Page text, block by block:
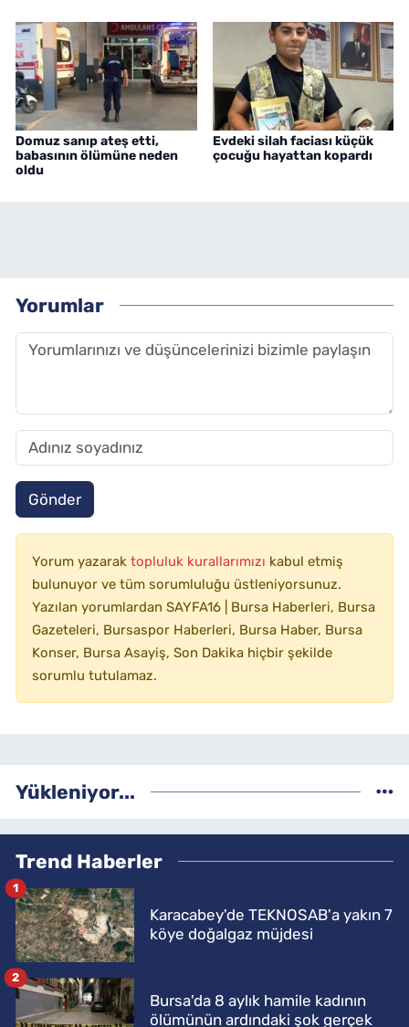
Domuz sanıp ateş etti,
babasının ölümüne neden
oldu
Evdeki silah faciası küçük
çocuğu hayattan kopardı
Yorumlar
Gönder
Yorum yazarak topluluk kurallarımızı kabul etmiş
bulunuyor ve tüm sorumluluğu üstleniyorsunuz.
Yazılan yorumlardan SAYFA16 | Bursa Haberleri, Bursa
Gazeteleri, Bursaspor Haberleri, Bursa Haber, Bursa
Konser, Bursa Asayiş, Son Dakika hiçbir şekilde
sorumlu tutulamaz.
Yükleniyor...
Trend Haberler
Karacabey'de TEKNOSAB'a yakın 7
köye doğalgaz müjdesi
1
Bursa'da 8 aylık hamile kadının
ölümünün ardındaki şok gerçek
2